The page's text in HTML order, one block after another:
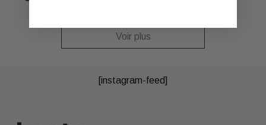
Voir plus
[instagram-feed]